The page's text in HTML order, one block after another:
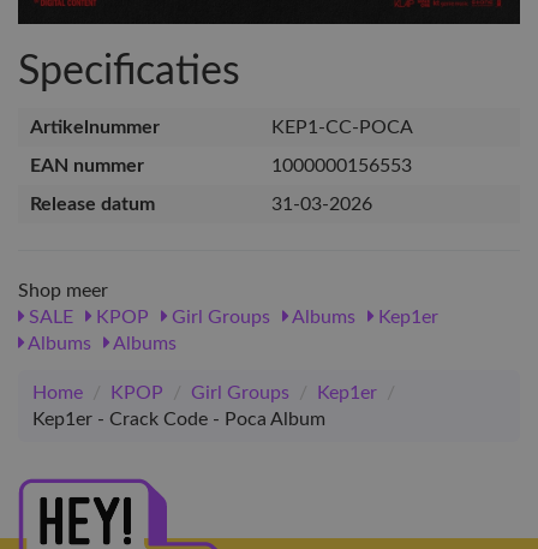
Specificaties
Artikelnummer
KEP1-CC-POCA
EAN nummer
1000000156553
Release datum
31-03-2026
Shop meer
SALE
KPOP Girl Groups Albums
Kep1er
Albums
Albums
Home / KPOP / Girl Groups / Kep1er
/
Kep1er - Crack Code - Poca Album